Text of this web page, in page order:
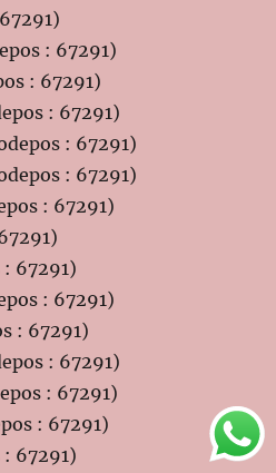
: 67291)
: 67291)
: 67291)
: 67291)
: 67291)
: 67291)
67291)
: 67291)
: 67291)
: 67291)
: 67291)
: 67291)
67291)